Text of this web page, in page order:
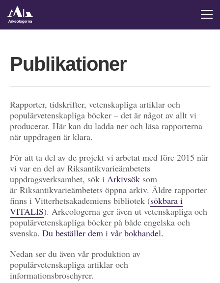
Publikationer
Rapporter, tidskrifter, vetenskapliga artiklar och
populärvetenskapliga böcker – det är något av allt vi
producerar. Här kan du ladda ner och läsa rapporterna
när uppdragen är klara.
För att ta del av de projekt vi arbetat med före 2015 när
vi var en del av Riksantikvarieämbetets
uppdragsverksamhet, sök i Arkivsök som
är Riksantikvarieämbetets öppna arkiv. Äldre rapporter
finns i Vitterhetsakademiens bibliotek (sökbara i
VITALIS). Arkeologerna ger även ut vetenskapliga och
populärvetenskapliga böcker på både engelska och
svenska. Du beställer dem i vår bokhandel.
Nedan ser du även vår produktion av
populärvetenskapliga artiklar och
informationsbroschyrer.